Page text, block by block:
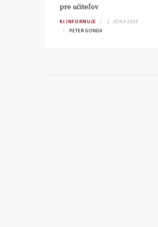
pre učiteľov
KI INFORMUJE
1. JÚNA 2026
PETER GONDA